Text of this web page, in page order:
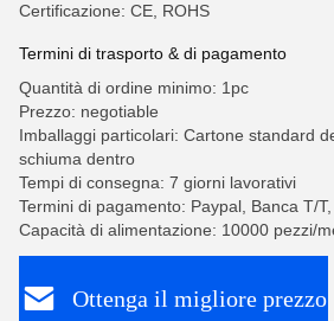
Certificazione: CE, ROHS
Termini di trasporto & di pagamento
Quantità di ordine minimo: 1pc
Prezzo: negotiable
Imballaggi particolari: Cartone standard
schiuma dentro
Tempi di consegna: 7 giorni lavorativi
Termini di pagamento: Paypal, Banca T/
Capacità di alimentazione: 10000 pezzi/
Ottenga il migliore prezzo